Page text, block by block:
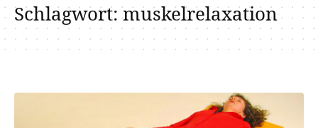
Schlagwort:muskelrelaxation